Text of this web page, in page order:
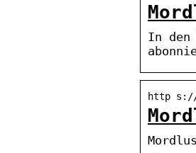
In den
http s://